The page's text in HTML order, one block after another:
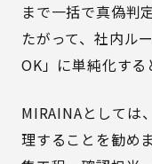
まで一括で真偽判
たがって、社内ル
OK」に単純化する
MIRAINAとしては
理することを勧め